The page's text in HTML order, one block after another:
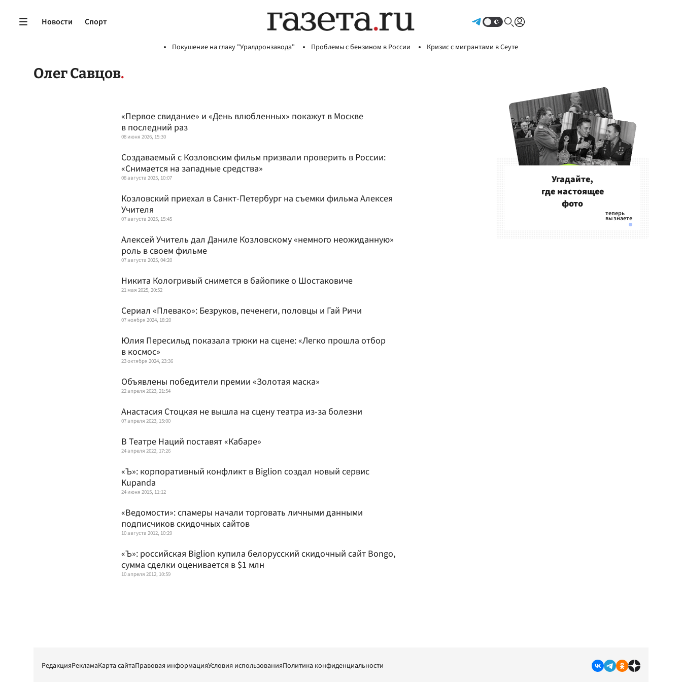
Новости Спорт
Покушение на главу "Уралдронзавода" Проблемы с бензином в России Кризис с мигрантами в Сеуте
Олег Савцов
«Первое свидание» и «День влюбленных» покажут в Москве
в последний раз
08 июня 2026, 15:30
Создаваемый с Козловским фильм призвали проверить в России:
«Снимается на западные средства»
08 августа 2025, 10:07
Козловский приехал в Санкт-Петербург на съемки фильма Алексея
Учителя
07 августа 2025, 15:45
Алексей Учитель дал Даниле Козловскому «немного неожиданную»
роль в своем фильме
07 августа 2025, 04:20
Никита Кологривый снимется в байопике о Шостаковиче
21 мая 2025, 20:52
Сериал «Плевако»: Безруков, печенеги, половцы и Гай Ричи
07 ноября 2024, 18:20
Юлия Пересильд показала трюки на сцене: «Легко прошла отбор
в космос»
23 октября 2024, 23:36
Объявлены победители премии «Золотая маска»
22 апреля 2023, 21:54
Анастасия Стоцкая не вышла на сцену театра из-за болезни
07 апреля 2023, 15:00
В Театре Наций поставят «Кабаре»
24 апреля 2022, 17:26
«Ъ»: корпоративный конфликт в Biglion создал новый сервис
Kupanda
24 июня 2015, 11:12
«Ведомости»: спамеры начали торговать личными данными
подписчиков скидочных сайтов
10 августа 2012, 10:29
«Ъ»: российская Biglion купила белорусский скидочный сайт Bongo,
сумма сделки оценивается в $1 млн
10 апреля 2012, 10:59
Угадайте,
где настоящее
фото
РедакцияРекламаКарта сайтаПравовая информацияУсловия использованияПолитика конфиденциальности